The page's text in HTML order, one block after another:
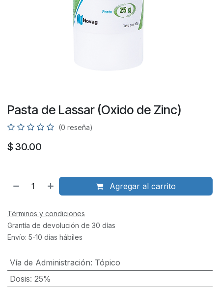
Pasta de Lassar (Oxido de Zinc)
(0 reseña)
$ 30.00
Agregar al carrito
Términos y condiciones
Grantía de devolución de 30 días
Envío: 5-10 días hábiles
Vía de Administración: Tópico
Dosis: 25%